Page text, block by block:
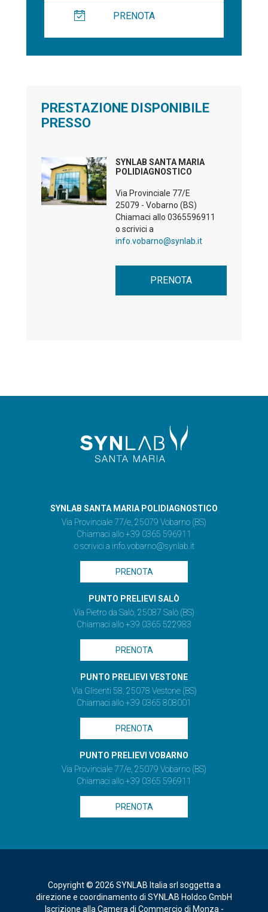
PRENOTA
PRESTAZIONE DISPONIBILE
PRESSO
SYNLAB SANTA MARIA
POLIDIAGNOSTICO
Via Provinciale 77/E
25079 - Vobarno (BS)
Chiamaci allo 0365596911
o scrivici a
info.vobarno@synlab.it
PRENOTA
SYNLAB SANTA MARIA POLIDIAGNOSTICO
Via Provinciale 77/e, 25079 Vobarno (BS)
Chiamaci allo +39 0365 596911
o scrivici a info.vobarno@synlab.it
PRENOTA
PUNTO PRELIEVI SALÒ
Via Pietro da Salò, 25087 Salò (BS)
Chiamaci allo +39 0365 522983
PRENOTA
PUNTO PRELIEVI VESTONE
Via Glisenti 58, 25078 Vestone (BS)
Chiamaci allo +39 0365 808001
PRENOTA
PUNTO PRELIEVI VOBARNO
Via Provinciale 77/e, 25079 Vobarno (BS)
Chiamaci allo +39 0365 596911
PRENOTA
Copyright © 2026 SYNLAB Italia srl soggetta a
direzione e coordinamento di SYNLAB Holdco GmbH
Iscrizione alla Camera di Commercio di Monza -